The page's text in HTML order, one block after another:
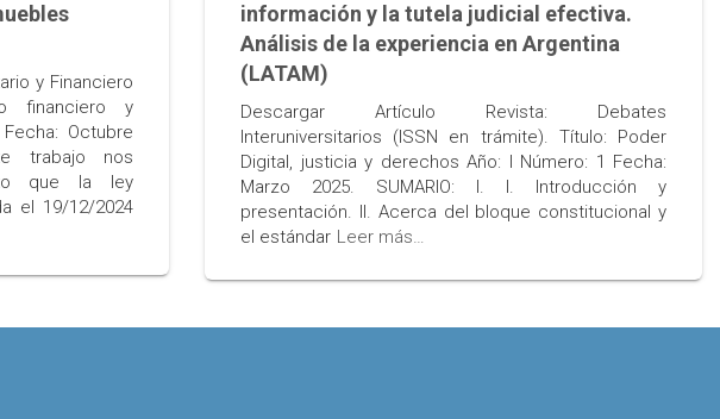
y Financiero
financiero y
Octubre
trabajo nos
que la ley
el 19/12/2024
información y la tutela judicial efectiva.
Análisis de la experiencia en Argentina
(LATAM)
Descargar Artículo Revista: Debates
Interuniversitarios (ISSN en trámite). Título: Poder
Digital, justicia y derechos Año: I Número: 1 Fecha:
Marzo 2025. SUMARIO: I. I. Introducción y
presentación. II. Acerca del bloque constitucional y
el estándar Leer más…